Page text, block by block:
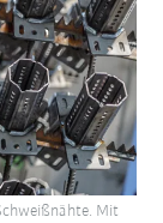
Mit